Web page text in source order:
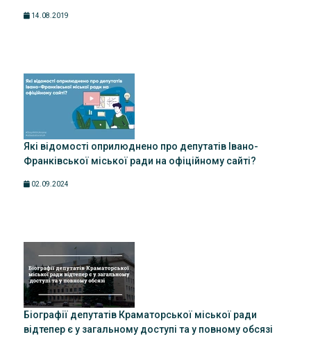
14.08.2019
Які відомості оприлюднено про депутатів Івано-
Франківської міської ради на офіційному сайті?
02.09.2024
Біографії депутатів Краматорської міської ради
відтепер є у загальному доступі та у повному обсязі